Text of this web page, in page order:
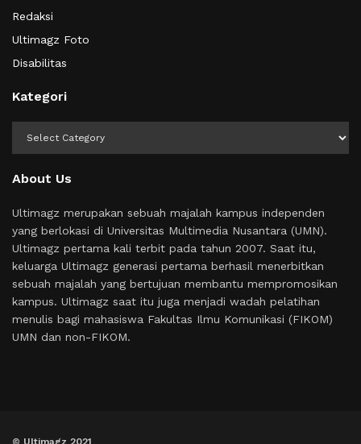
Redaksi
Ultimagz Foto
Disabilitas
Kategori
About Us
Ultimagz merupakan sebuah majalah kampus independen
yang berlokasi di Universitas Multimedia Nusantara (UMN).
Ultimagz pertama kali terbit pada tahun 2007. Saat itu,
keluarga Ultimagz generasi pertama berhasil menerbitkan
sebuah majalah yang bertujuan membantu mempromosikan
kampus. Ultimagz saat itu juga menjadi wadah pelatihan
menulis bagi mahasiswa Fakultas Ilmu Komunikasi (FIKOM)
UMN dan non-FIKOM.
© Ultimagz 2021